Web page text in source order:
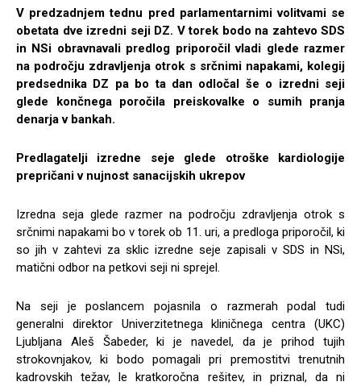
V predzadnjem tednu pred parlamentarnimi volitvami se
obetata dve izredni seji DZ. V torek bodo na zahtevo SDS
in NSi obravnavali predlog priporočil vladi glede razmer
na področju zdravljenja otrok s srčnimi napakami, kolegij
predsednika DZ pa bo ta dan odločal še o izredni seji
glede končnega poročila preiskovalke o sumih pranja
denarja v bankah.
Predlagatelji izredne seje glede otroške kardiologije
prepričani v nujnost sanacijskih ukrepov
Izredna seja glede razmer na področju zdravljenja otrok s
srčnimi napakami bo v torek ob 11. uri, a predloga priporočil, ki
so jih v zahtevi za sklic izredne seje zapisali v SDS in NSi,
matični odbor na petkovi seji ni sprejel.
Na seji je poslancem pojasnila o razmerah podal tudi
generalni direktor Univerzitetnega kliničnega centra (UKC)
Ljubljana Aleš Šabeder, ki je navedel, da je prihod tujih
strokovnjakov, ki bodo pomagali pri premostitvi trenutnih
kadrovskih težav, le kratkoročna rešitev, in priznal, da ni